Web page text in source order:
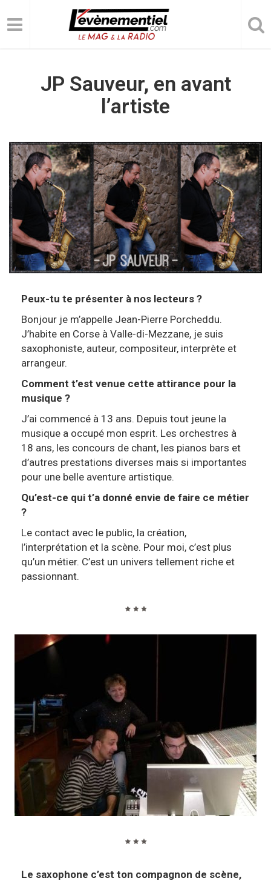
JP Sauveur, en avant
l’artiste
Peux-tu te présenter à nos lecteurs ?
Bonjour je m’appelle Jean-Pierre Porcheddu.
J’habite en Corse à Valle-di-Mezzane, je suis
saxophoniste, auteur, compositeur, interprète et
arrangeur.
Comment t’est venue cette attirance pour la
musique ?
J’ai commencé à 13 ans. Depuis tout jeune la
musique a occupé mon esprit. Les orchestres à
18 ans, les concours de chant, les pianos bars et
d’autres prestations diverses mais si importantes
pour une belle aventure artistique.
Qu’est-ce qui t’a donné envie de faire ce métier
?
Le contact avec le public, la création,
l’interprétation et la scène. Pour moi, c’est plus
qu’un métier. C’est un univers tellement riche et
passionnant.
Le saxophone c’est ton compagnon de scène,